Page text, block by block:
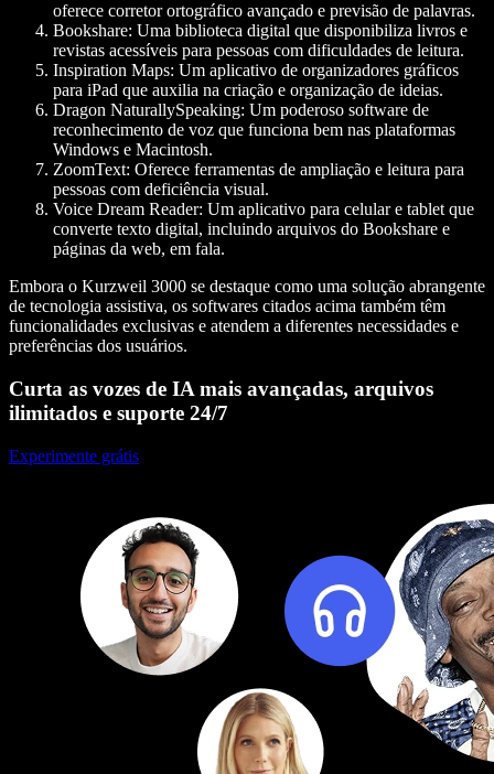
oferece corretor ortográfico avançado e previsão de palavras.
Bookshare: Uma biblioteca digital que disponibiliza livros e
revistas acessíveis para pessoas com dificuldades de leitura.
Inspiration Maps: Um aplicativo de organizadores gráficos
para iPad que auxilia na criação e organização de ideias.
Dragon NaturallySpeaking: Um poderoso software de
reconhecimento de voz que funciona bem nas plataformas
Windows e Macintosh.
ZoomText: Oferece ferramentas de ampliação e leitura para
pessoas com deficiência visual.
Voice Dream Reader: Um aplicativo para celular e tablet que
converte texto digital, incluindo arquivos do Bookshare e
páginas da web, em fala.
Embora o Kurzweil 3000 se destaque como uma solução abrangente
de tecnologia assistiva, os softwares citados acima também têm
funcionalidades exclusivas e atendem a diferentes necessidades e
preferências dos usuários.
Curta as vozes de IA mais avançadas, arquivos
ilimitados e suporte 24/7
Experimente grátis